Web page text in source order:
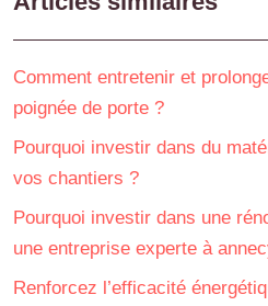
Comment entretenir et
poignée de porte ?
Pourquoi investir dans du
vos chantiers ?
Pourquoi investir dans une
une entreprise experte à
Renforcez l’efficacité